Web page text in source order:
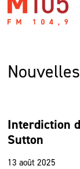
Nouvelles
Interdiction
Sutton
13 août 2025